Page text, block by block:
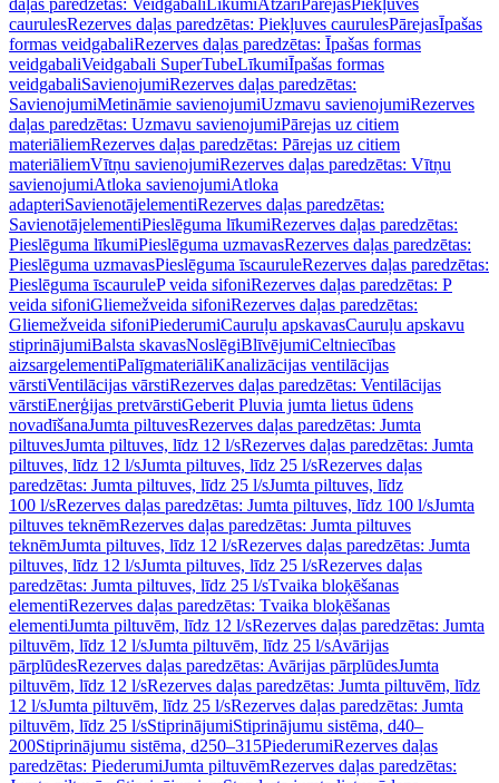
daļas paredzētas: Veidgabali LīkumiAtzari PārejasPiekļuves
caurulesRezerves daļas paredzētas: Piekļuves caurulesPārejasĪpašas
formas veidgabaliRezerves daļas paredzētas: Īpašas formas
veidgabaliVeidgabali SuperTubeLīkumiĪpašas formas
veidgabaliSavienojumiRezerves daļas paredzētas:
SavienojumiMetināmie savienojumiUzmavu savienojumiRezerves
daļas paredzētas: Uzmavu savienojumiPārejas uz citiem
materiāliemRezerves daļas paredzētas: Pārejas uz citiem
materiāliemVītņu savienojumiRezerves daļas paredzētas: Vītņu
savienojumiAtloka savienojumiAtloka
adapteriSavienotājelementiRezerves daļas paredzētas:
SavienotājelementiPieslēguma līkumiRezerves daļas paredzētas:
Pieslēguma līkumiPieslēguma uzmavasRezerves daļas paredzētas:
Pieslēguma uzmavasPieslēguma īscauruleRezerves daļas paredzētas:
Pieslēguma īscauruleP veida sifoniRezerves daļas paredzētas: P
veida sifoniGliemežveida sifoniRezerves daļas paredzētas:
Gliemežveida sifoniPiederumiCauruļu apskavasCauruļu apskavu
stiprinājumiBalsta skavasNoslēgiBlīvējumiCeltniecības
aizsargelementiPalīgmateriāliKanalizācijas ventilācijas
vārstiVentilācijas vārstiRezerves daļas paredzētas: Ventilācijas
vārstiEnerģijas pretvārstiGeberit Pluvia jumta lietus ūdens
novadīšanaJumta piltuvesRezerves daļas paredzētas: Jumta
piltuvesJumta piltuves, līdz 12 l/sRezerves daļas paredzētas: Jumta
piltuves, līdz 12 l/sJumta piltuves, līdz 25 l/sRezerves daļas
paredzētas: Jumta piltuves, līdz 25 l/sJumta piltuves, līdz
100 l/sRezerves daļas paredzētas: Jumta piltuves, līdz 100 l/sJumta
piltuves teknēmRezerves daļas paredzētas: Jumta piltuves
teknēmJumta piltuves, līdz 12 l/sRezerves daļas paredzētas: Jumta
piltuves, līdz 12 l/sJumta piltuves, līdz 25 l/sRezerves daļas
paredzētas: Jumta piltuves, līdz 25 l/sTvaika bloķēšanas
elementiRezerves daļas paredzētas: Tvaika bloķēšanas
elementiJumta piltuvēm, līdz 12 l/sRezerves daļas paredzētas: Jumta
piltuvēm, līdz 12 l/sJumta piltuvēm, līdz 25 l/sAvārijas
pārplūdesRezerves daļas paredzētas: Avārijas pārplūdesJumta
piltuvēm, līdz 12 l/sRezerves daļas paredzētas: Jumta piltuvēm, līdz
12 l/sJumta piltuvēm, līdz 25 l/sRezerves daļas paredzētas: Jumta
piltuvēm, līdz 25 l/sStiprinājumiStiprinājumu sistēma, d40–
200Stiprinājumu sistēma, d250–315PiederumiRezerves daļas
paredzētas: PiederumiJumta piltuvēmRezerves daļas paredzētas: